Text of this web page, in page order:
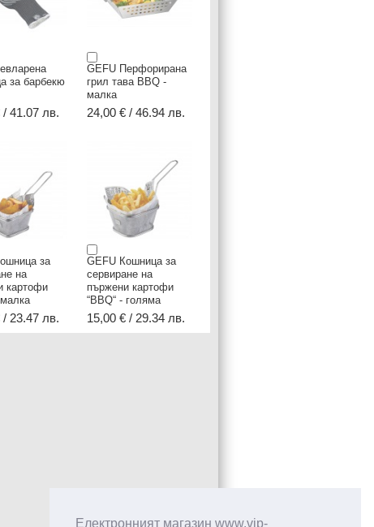
Електронният магазин www.vip-
за барбекю
/ 41.07 лв.
GEFU Перфорирана
грил тава BBQ -
малка
24,00 € / 46.94 лв.
за
на
картофи
/ 23.47 лв.
GEFU Кошница за
сервиране на
пържени картофи
“BBQ“ - голяма
15,00 € / 29.34 лв.